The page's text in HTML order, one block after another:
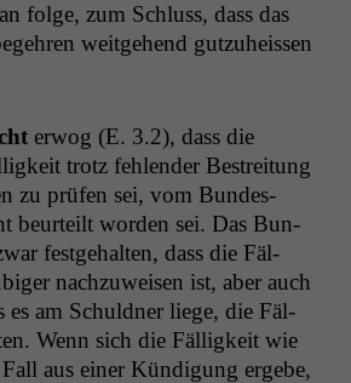
folge, zum Schluss, dass das
weit­ge­hend gutzuheis­sen
erwog (E. 3.2), dass die
trotz fehlen­der Bestre­itung
zu prüfen sei, vom Bun­des­
beurteilt wor­den sei. Das Bun­
fest­ge­hal­ten, dass die Fäl­
nachzuweisen ist, aber auch
es am Schuld­ner liege, die Fäl­
Wenn sich die Fäl­ligkeit wie
aus ein­er Kündi­gung ergebe,